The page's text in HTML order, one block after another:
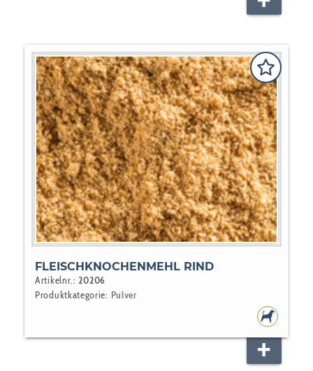
FLEISCHKNOCHENMEHL RIND
Artikelnr.: 20206
Produktkategorie: Pulver